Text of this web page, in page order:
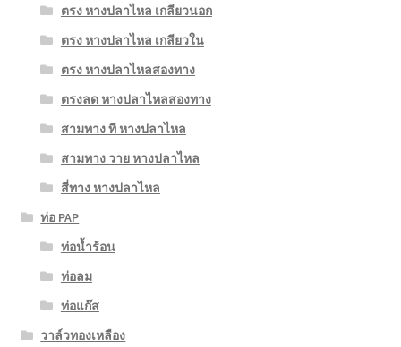
ตรง หางปลาไหล เกลียวนอก
ตรง หางปลาไหล เกลียวใน
ตรง หางปลาไหลสองทาง
ตรงลด หางปลาไหลสองทาง
สามทาง ที หางปลาไหล
สามทาง วาย หางปลาไหล
สี่ทาง หางปลาไหล
ท่อ PAP
ท่อน้ำร้อน
ท่อลม
ท่อแก๊ส
วาล์วทองเหลือง